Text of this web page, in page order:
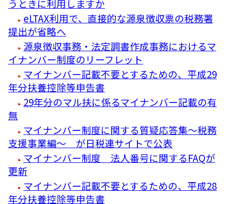
うときに利用しますか
eLTAX利用で、直接的な源泉徴収票の税務署
提出が省略へ
源泉徴収事務・法定調書作成事務におけるマ
イナンバー制度のリーフレット
マイナンバー記載不要とするための、平成29
年分扶養控除等申告書
29年分のマル扶に係るマイナンバー記載の有
無
マイナンバー制度に関する質疑応答集～税務
支援事業編～ が日税連サイトで公表
マイナンバー制度 法人番号に関するFAQが
更新
マイナンバー記載不要とするための、平成28
年分扶養控除等申告書